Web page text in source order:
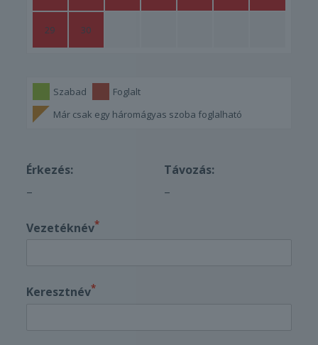
29 30
Szabad
Foglalt
Már csak egy háromágyas szoba foglalható
Érkezés:
–
Távozás:
–
Vezetéknév*
Keresztnév*